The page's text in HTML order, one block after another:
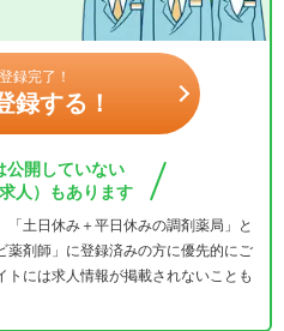
録完了！
録する！
公開していない
人）もあります
「土日休み＋平日休みの調剤薬局」と
薬剤師」に登録済みの方に優先的にご
には求人情報が掲載されないことも